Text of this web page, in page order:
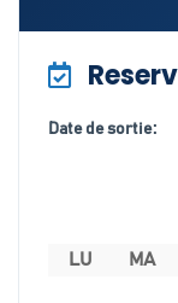
Date de sortie:
LU MA